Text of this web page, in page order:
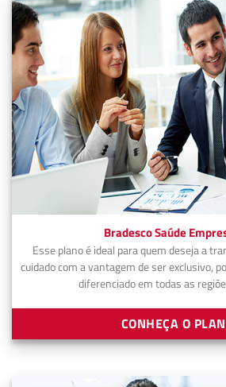
Bradesco Saúde
Esse plano é ideal para quem deseja a
cuidado com a vantagem de ser exclusivo,
diferenciado em todas as
CONHEÇA O